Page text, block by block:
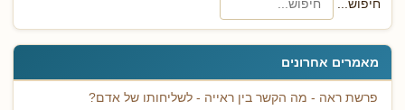
חיפוש...
מאמרים אחרונים
פרשת ראה - מה הקשר בין ראייה - לשליחותו של אדם?